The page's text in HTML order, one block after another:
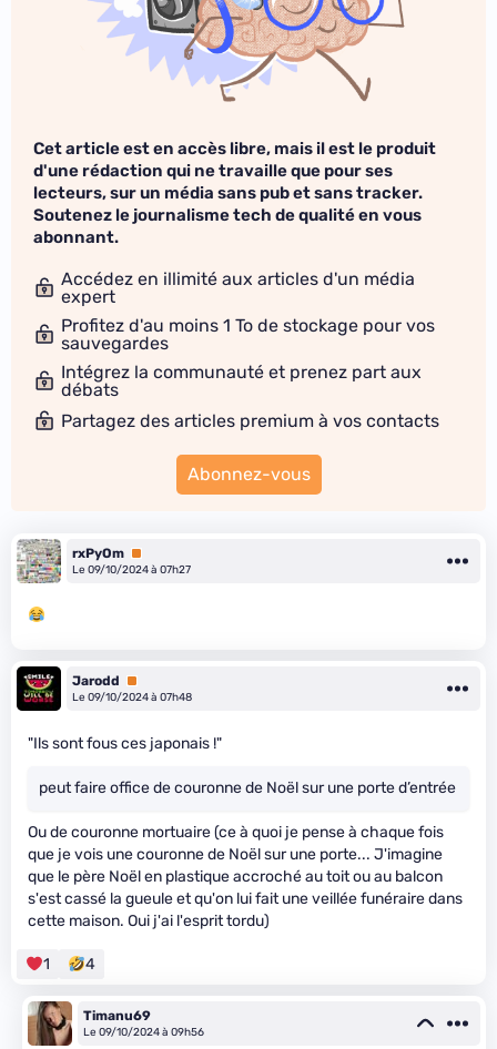
Cet article est en accès libre, mais il est le produit
d'une rédaction qui ne travaille que pour ses
lecteurs, sur un média sans pub et sans tracker.
Soutenez le journalisme tech de qualité en vous
abonnant.
Accédez en illimité aux articles d'un média
expert
Profitez d'au moins 1 To de stockage pour vos
sauvegardes
Intégrez la communauté et prenez part aux
débats
Partagez des articles premium à vos contacts
Abonnez-vous
rxPyOm Premium
Le 09/10/2024 à 07h27
Jarodd
Premium
Le 09/10/2024 à 07h48
"Ils sont fous ces japonais !"
peut faire office de couronne de Noël sur une porte d’entrée
Ou de couronne mortuaire (ce à quoi je pense à chaque fois
que je vois une couronne de Noël sur une porte... J'imagine
que le père Noël en plastique accroché au toit ou au balcon
s'est cassé la gueule et qu'on lui fait une veillée funéraire dans
cette maison. Oui j'ai l'esprit tordu)
1 4
Timanu69
Le 09/10/2024 à 09h56